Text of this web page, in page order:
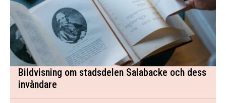
Bildvisning om stadsdelen Salabacke och dess
invåndare